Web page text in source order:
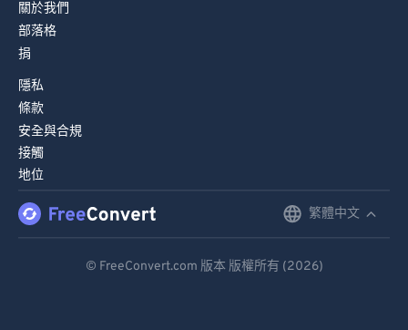
關於我們
部落格
捐
隱私
條款
安全與合規
接觸
地位
繁體中文
© FreeConvert.com 版本 版權所有 (2026)